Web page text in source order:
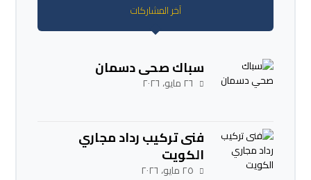
آخر المشاركات
سباك صحي دسمان
٢٦ مايو، ٢٠٢٦
فنى تركيب رداد مجاري
الكويت
٢٥ مايو، ٢٠٢٦